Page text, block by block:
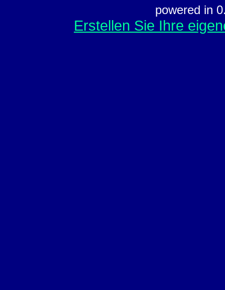
powered in
Erstellen Sie Ihre